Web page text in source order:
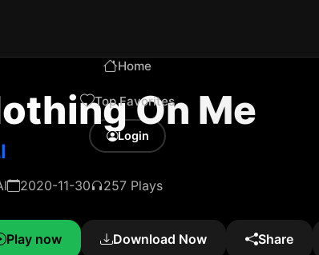
Home
Top Favorites
Login
On Me
2020-11-30 257 Plays
Play now Download Now Share